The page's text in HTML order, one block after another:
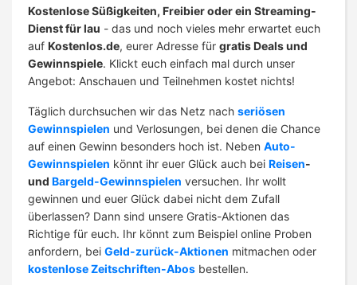
Kostenlose Süßigkeiten, Freibier oder ein Streaming-
Dienst für lau - das und noch vieles mehr erwartet euch
auf Kostenlos.de, eurer Adresse für gratis Deals und
Gewinnspiele. Klickt euch einfach mal durch unser
Angebot: Anschauen und Teilnehmen kostet nichts!
Täglich durchsuchen wir das Netz nach seriösen
Gewinnspielen und Verlosungen, bei denen die Chance
auf einen Gewinn besonders hoch ist. Neben Auto-
Gewinnspielen könnt ihr euer Glück auch bei Reisen-
und Bargeld-Gewinnspielen versuchen. Ihr wollt
gewinnen und euer Glück dabei nicht dem Zufall
überlassen? Dann sind unsere Gratis-Aktionen das
Richtige für euch. Ihr könnt zum Beispiel online Proben
anfordern, bei Geld-zurück-Aktionen mitmachen oder
kostenlose Zeitschriften-Abos bestellen.